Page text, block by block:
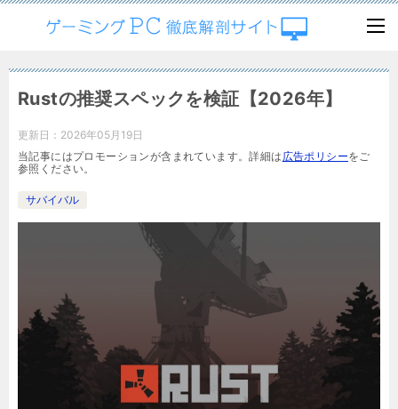
Rustの推奨スペックを検証【2026年】
更新日： 2026年05月19日
当記事にはプロモーションが含まれています。詳細は 広告ポリシーをご
参照ください。
サバイバル